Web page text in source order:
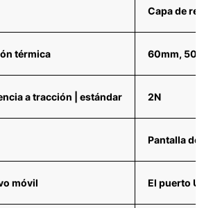
Capa de
térmica 60mm,
a tracción | estándar 2N
Pantalla de
móvil El puerto